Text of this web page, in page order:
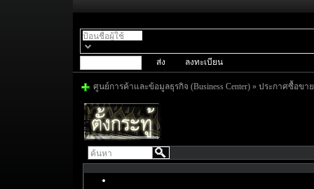
ลงทะเบียน
ศูนย์การค้าและข้อมูลธุรกิจ (Business Center) »ประกาศซื้อขา